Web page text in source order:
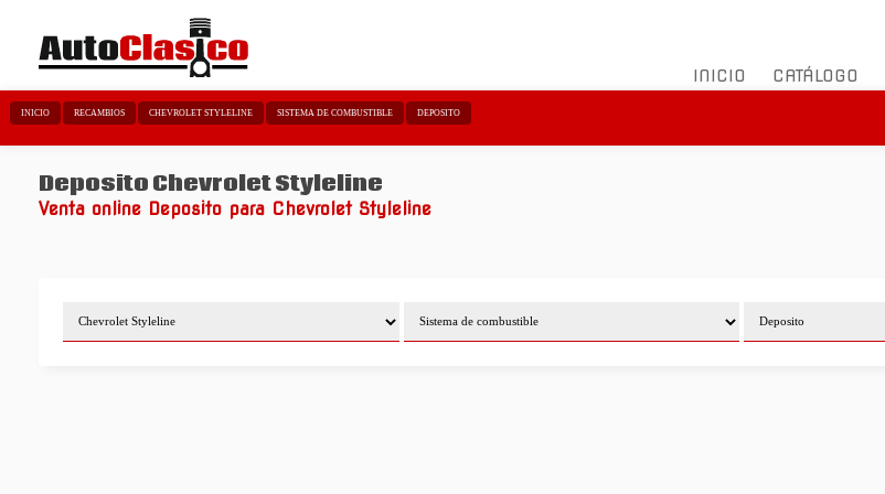
INICIO CATÁLOGO
INICIO RECAMBIOS CHEVROLET STYLELINE SISTEMA DE COMBUSTIBLE DEPOSITO
Deposito Chevrolet Styleline
Venta online Deposito para Chevrolet Styleline